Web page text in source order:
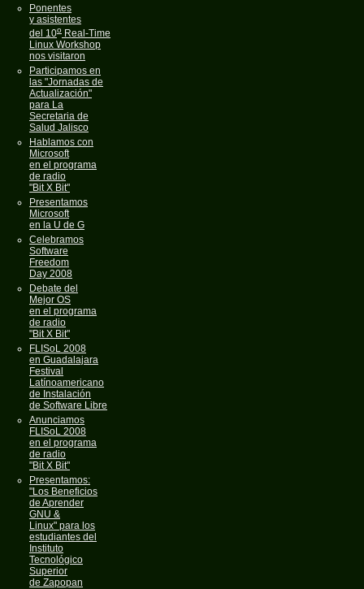
Ponentes
y asistentes
del 10o Real-Time
Linux Workshop
nos visitaron
Participamos en
las "Jornadas de
Actualización"
para La
Secretaria de
Salud Jalisco
Hablamos con
Microsoft
en el programa
de radio
"Bit X Bit"
Presentamos
Microsoft
en la U de G
Celebramos
Software
Freedom
Day 2008
Debate del
Mejor OS
en el programa
de radio
"Bit X Bit"
FLISoL 2008
en Guadalajara
Festival
Latínoamericano
de Instalación
de Software Libre
Anunciamos
FLISoL 2008
en el programa
de radio
"Bit X Bit"
Presentamos:
"Los Beneficios
de Aprender
GNU &
Linux" para los
estudiantes del
Instituto
Tecnológico
Superior
de Zapopan